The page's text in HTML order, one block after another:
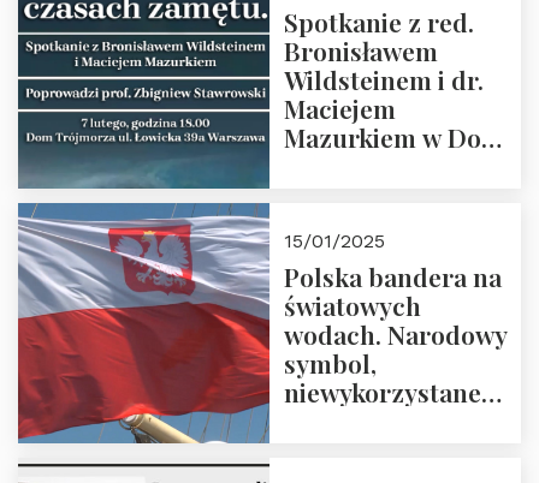
Spotkanie z red.
Bronisławem
Wildsteinem i dr.
Maciejem
Mazurkiem w Domu
Prowadzi prof.
Zbigniew
Stawrowski
15/01/2025
Polska bandera na
światowych
wodach. Narodowy
symbol,
niewykorzystane